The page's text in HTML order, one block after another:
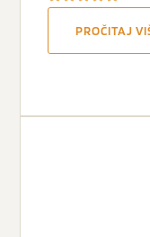
PROČITAJ